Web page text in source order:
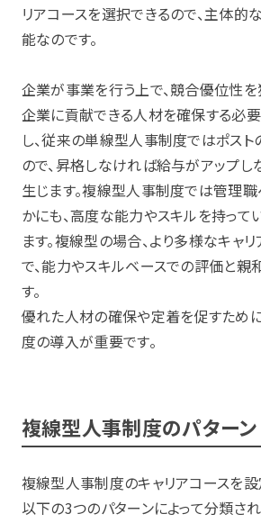
リアコースを選択できるので、主体的
能なのです。
企業が事業を行う上で、競合優位性を
企業に貢献できる人材を確保する必要
し、従来の単線型人事制度ではポス
ので、昇格しなければ給与がアップし
生じます。複線型人事制度では管理
かにも、高度な能力やスキルを持って
ます。複線型の場合、より多様なキャ
で、能力やスキルベースでの評価と親
す。
優れた人材の確保や定着を促すため
度の導入が重要です。
複線型人事制度のパターン
複線型人事制度のキャリアコースを設
以下の3つのパターンによって分類され